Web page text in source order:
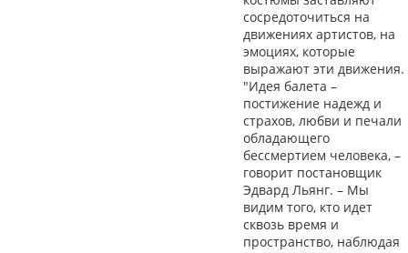
сосредоточиться на
движениях артистов, на
эмоциях, которые
выражают эти движения.
"Идея балета –
постижение надежд и
страхов, любви и печали
обладающего
бессмертием человека, –
говорит постановщик
Эдвард Льянг. – Мы
видим того, кто идет
сквозь время и
пространство, наблюдая